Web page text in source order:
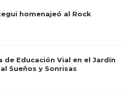
homenajeó al Rock
de Educación Vial en el Jardín
Sueños y Sonrisas